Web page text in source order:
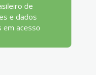
de
e dados
em acesso